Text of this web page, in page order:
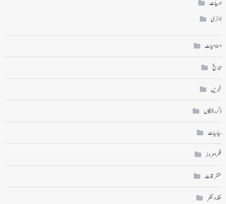
ادبیات
ڈائری
اسلامیات
تاریخ
خبریں
ذکر رفتگاں
سیاسیات
فکر امروز
متفرقات
نقد ونظر